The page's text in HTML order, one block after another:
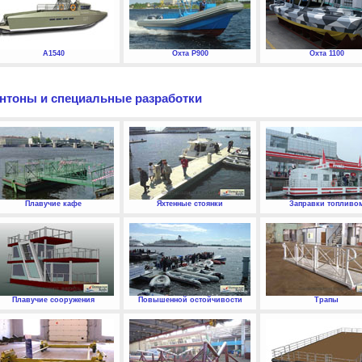
А1540 Охта P900 Охта 1100
и специальные разработки
Плавучие кафе Яхтенные стоянки Заправки
Плавучие сооружения Повышенной остойчивости Трапы